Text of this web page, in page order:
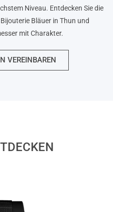
Niveau. Entdecken Sie die
Bläuer in Thun und
mit Charakter.
VEREINBAREN